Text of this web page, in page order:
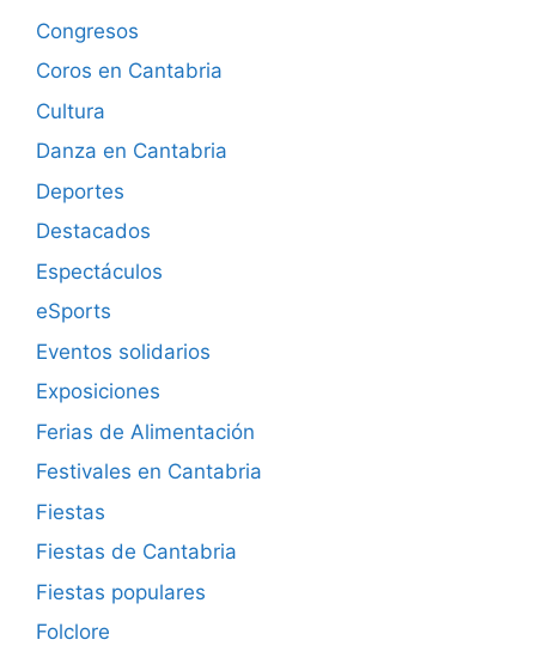
Congresos
Coros en Cantabria
Cultura
Danza en Cantabria
Deportes
Destacados
Espectáculos
eSports
Eventos solidarios
Exposiciones
Ferias de Alimentación
Festivales en Cantabria
Fiestas
Fiestas de Cantabria
Fiestas populares
Folclore